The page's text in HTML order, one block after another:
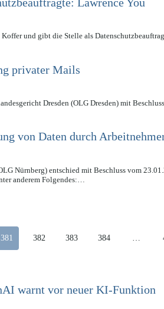
und gibt die Stelle als
privater Mails
Dresden (OLG Dresden) mit
von Daten durch
Nürnberg) entschied mit Beschluss vom
anderem Folgendes:…
381 382 383 384
warnt vor neuer KI-Funktion